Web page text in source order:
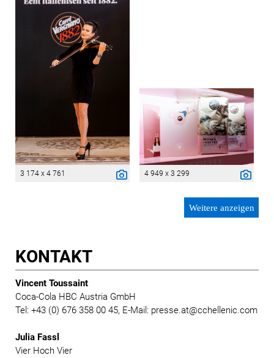
3 174 x 4 761 4 949 x 3 299
Weitere anzeigen
KONTAKT
Vincent Toussaint
Coca-Cola HBC Austria GmbH
Tel: +43 (0) 676 358 00 45, E-Mail: presse.at@cchellenic.com
Julia Fassl
Vier Hoch Vier